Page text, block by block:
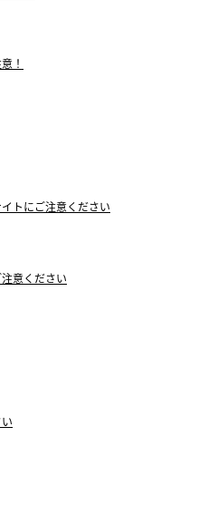
！
トにご注意ください
意ください